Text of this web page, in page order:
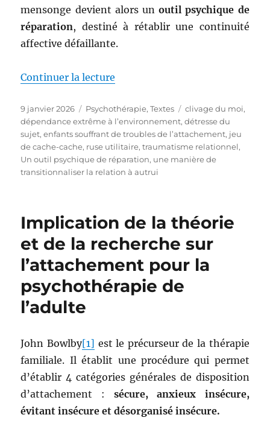
mensonge devient alors unoutil psychique de
réparation, destiné à rétablir une continuité
affective défaillante.
Continuer la lecture
Publié
le
9 janvier 2026 Catégories
Psychothérapie,Textes Étiquettes
clivage du moi,
dépendance extrême à l’environnement,détresse du
sujet,enfants souffrant de troubles de l’attachement, jeu
de cache-cache, ruse utilitaire,traumatisme relationnel,
Un outil psychique de réparation, une manière de
transitionnaliser la relation à autrui
Implication de la théorie
et de la recherche sur
l’attachement pour la
psychothérapie de
l’adulte
John Bowlby[1] est le précurseur de la thérapie
familiale. Il établit une procédure qui permet
d’établir 4 catégories générales de disposition
d’attachement : sécure, anxieux insécure,
évitant insécure et désorganisé insécure.